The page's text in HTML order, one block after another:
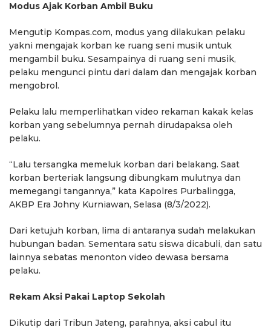
Modus Ajak Korban Ambil Buku
Mengutip Kompas.com, modus yang dilakukan pelaku
yakni mengajak korban ke ruang seni musik untuk
mengambil buku. Sesampainya di ruang seni musik,
pelaku mengunci pintu dari dalam dan mengajak korban
mengobrol.
Pelaku lalu memperlihatkan video rekaman kakak kelas
korban yang sebelumnya pernah dirudapaksa oleh
pelaku.
“Lalu tersangka memeluk korban dari belakang. Saat
korban berteriak langsung dibungkam mulutnya dan
memegangi tangannya,” kata Kapolres Purbalingga,
AKBP Era Johny Kurniawan, Selasa (8/3/2022).
Dari ketujuh korban, lima di antaranya sudah melakukan
hubungan badan. Sementara satu siswa dicabuli, dan satu
lainnya sebatas menonton video dewasa bersama
pelaku.
Rekam Aksi Pakai Laptop Sekolah
Dikutip dari Tribun Jateng, parahnya, aksi cabul itu